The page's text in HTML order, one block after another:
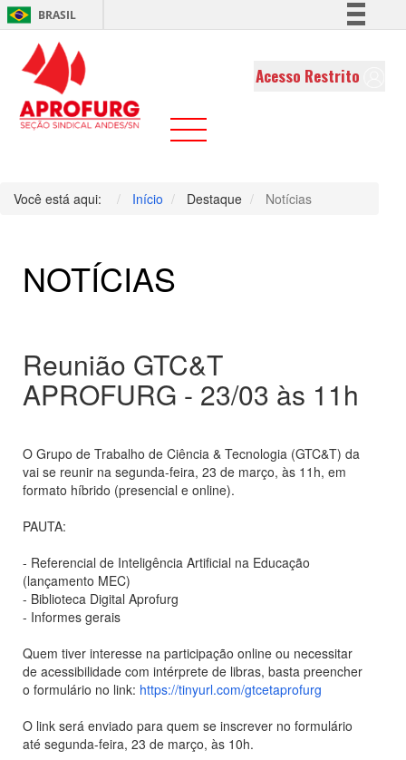
BRASIL
Comunica BR
Acesso Restrito
Você está aqui: Início Destaque Notícias
NOTÍCIAS
Reunião GTC&T
APROFURG - 23/03 às 11h
O Grupo de Trabalho de Ciência & Tecnologia (GTC&T) da
vai se reunir na segunda-feira, 23 de março, às 11h, em
formato híbrido (presencial e online).
PAUTA:
- Referencial de Inteligência Artificial na Educação
(lançamento MEC)
- Biblioteca Digital Aprofurg
- Informes gerais
Quem tiver interesse na participação online ou necessitar
de acessibilidade com intérprete de libras, basta preencher
o formulário no link: https://tinyurl.com/gtcetaprofurg
O link será enviado para quem se inscrever no formulário
até segunda-feira, 23 de março, às 10h.